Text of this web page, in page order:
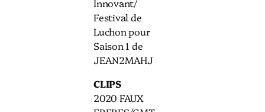
Innovant/
Festival de
Luchon pour
Saison 1 de
JEAN2MAHJ
CLIPS
2020 FAUX